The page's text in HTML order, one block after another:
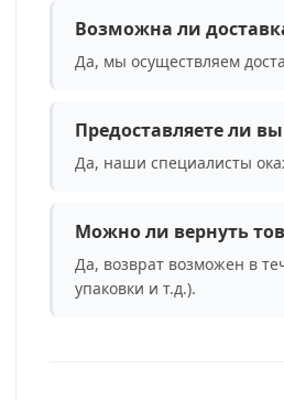
Возможна ли
Да, мы осуществляем
Предоставляете ли
Да, наши специалисты
Можно ли вернуть
Да, возврат возможен в
упаковки и т.д.).